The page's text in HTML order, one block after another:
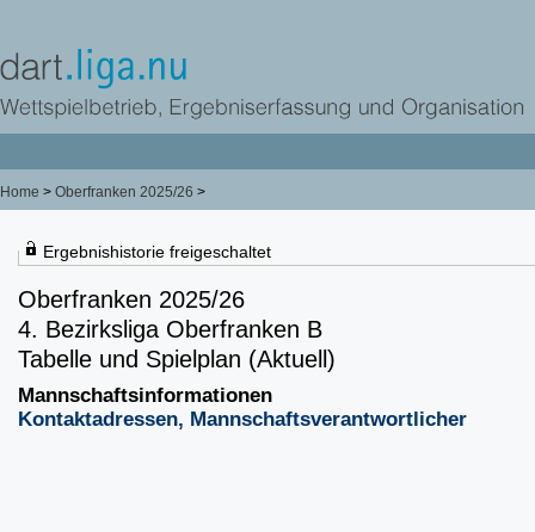
Home > Oberfranken 2025/26 >
Ergebnishistorie freigeschaltet
Oberfranken 2025/26
4. Bezirksliga Oberfranken B
Tabelle und Spielplan (Aktuell)
Mannschaftsinformationen
Kontaktadressen, Mannschaftsverantwortlicher